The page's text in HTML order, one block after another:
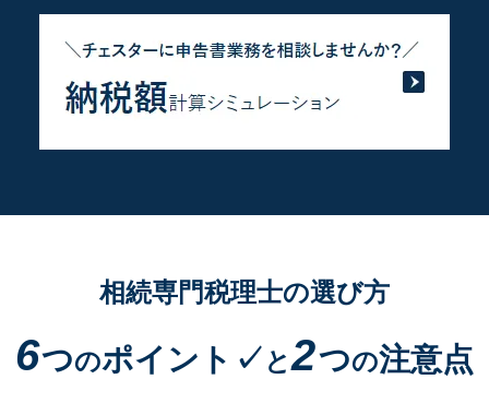
相続専門税理士の選び方
6つのポイント✓ と2つの注意点